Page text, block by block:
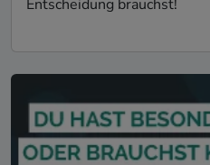
Entscheidung brauchst!